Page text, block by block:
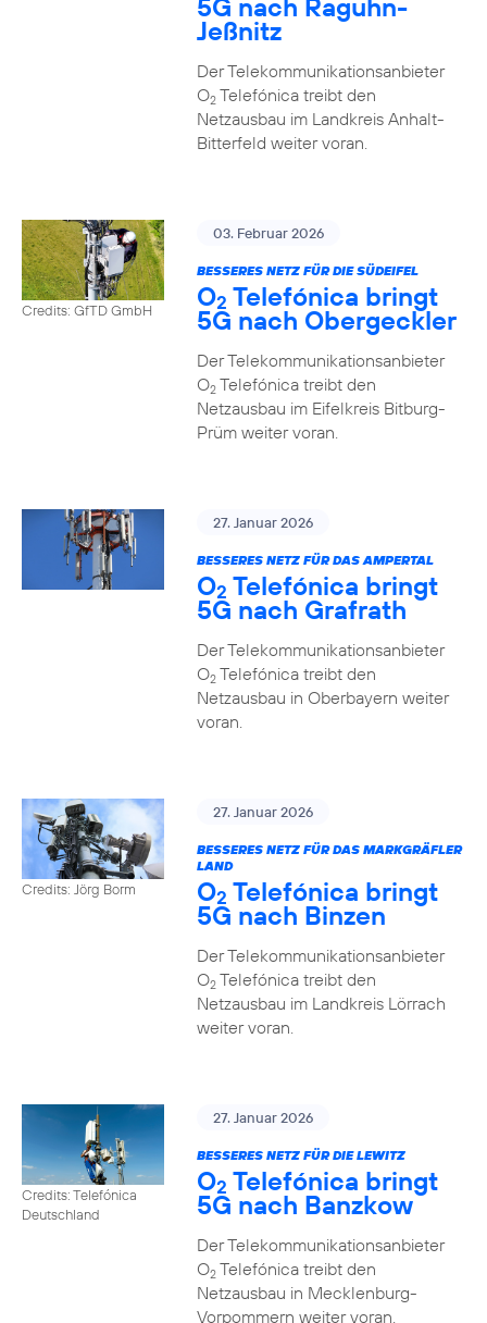
5G nach Raguhn-
Jeßnitz
Der Telekommunikationsanbieter
O2Telefónica treibt den
Netzausbau im Landkreis Anhalt-
Bitterfeld weiter voran.
Credits: GfTD GmbH
03. Februar 2026
BESSERES NETZ FÜR DIE SÜDEIFEL
O2 Telefónica bringt
5G nach Obergeckler
Der Telekommunikationsanbieter
O2Telefónica treibt den
Netzausbau im Eifelkreis Bitburg-
Prüm weiter voran.
27. Januar 2026
BESSERES NETZ FÜR DAS AMPERTAL
O2 Telefónica bringt
5G nach Grafrath
Der Telekommunikationsanbieter
O2Telefónica treibt den
Netzausbau in Oberbayern weiter
voran.
Credits: Jörg Borm
27. Januar 2026
BESSERES NETZ FÜR DAS MARKGRÄFLER
LAND
O2 Telefónica bringt
5G nach Binzen
Der Telekommunikationsanbieter
O2Telefónica treibt den
Netzausbau im Landkreis Lörrach
weiter voran.
Credits: Telefónica
Deutschland
27. Januar 2026
BESSERES NETZ FÜR DIE LEWITZ
O2 Telefónica bringt
5G nach Banzkow
Der Telekommunikationsanbieter
O2Telefónica treibt den
Netzausbau in Mecklenburg-
Vorpommern weiter voran.